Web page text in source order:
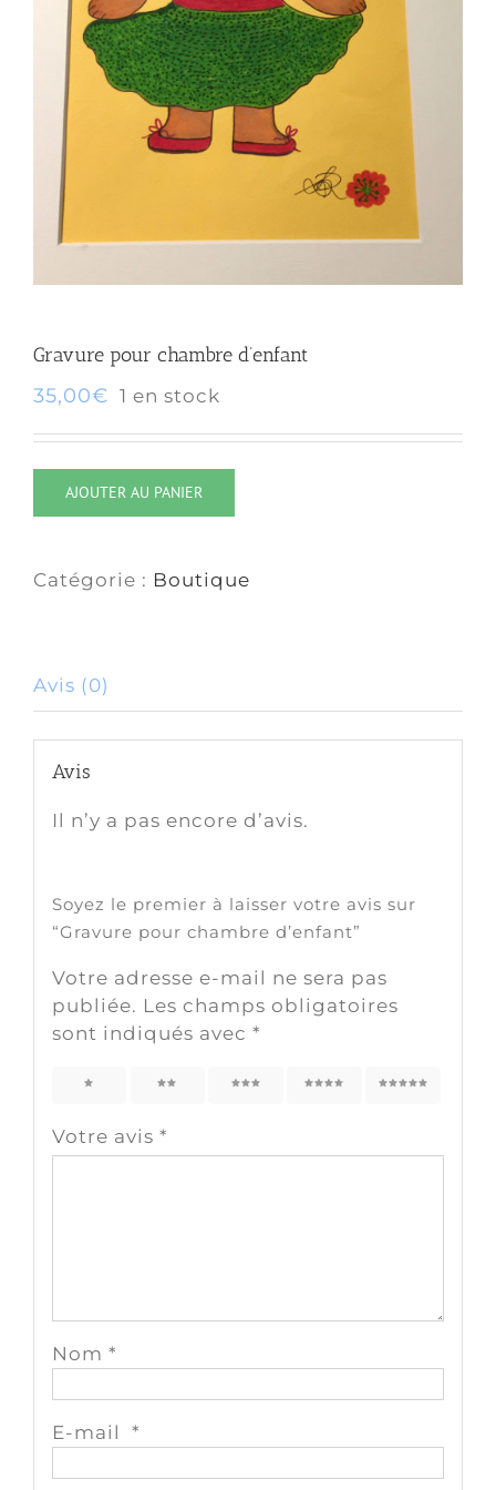
Gravure pour chambre d’enfant
35,00€ 1 en stock
AJOUTER AU PANIER
Catégorie : Boutique
Avis (0)
Avis
Il n’y a pas encore d’avis.
Soyez le premier à laisser votre avis sur
“Gravure pour chambre d’enfant”
Votre adresse e-mail ne sera pas
publiée. Les champs obligatoires
sont indiqués avec *
4 5
Votre avis *
Nom *
E-mail *